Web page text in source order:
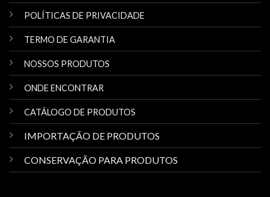
POLÍTICAS DE PRIVACIDADE
TERMO DE GARANTIA
NOSSOS PRODUTOS
ONDE ENCONTRAR
CATÁLOGO DE PRODUTOS
IMPORTAÇÃO DE PRODUTOS
CONSERVAÇÃO PARA PRODUTOS